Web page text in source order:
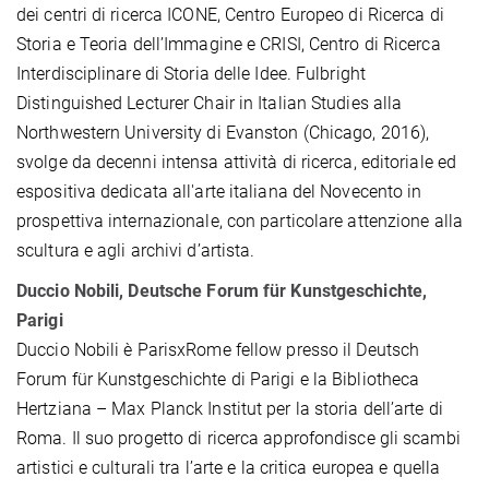
dei centri di ricerca ICONE, Centro Europeo di Ricerca di
Storia e Teoria dell’Immagine e CRISI, Centro di Ricerca
Interdisciplinare di Storia delle Idee. Fulbright
Distinguished Lecturer Chair in Italian Studies alla
Northwestern University di Evanston (Chicago, 2016),
svolge da decenni intensa attività di ricerca, editoriale ed
espositiva dedicata all'arte italiana del Novecento in
prospettiva internazionale, con particolare attenzione alla
scultura e agli archivi d’artista.
Duccio Nobili, Deutsche Forum für Kunstgeschichte,
Parigi
Duccio Nobili è ParisxRome fellow presso il Deutsch
Forum für Kunstgeschichte di Parigi e la Bibliotheca
Hertziana – Max Planck Institut per la storia dell’arte di
Roma. Il suo progetto di ricerca approfondisce gli scambi
artistici e culturali tra l’arte e la critica europea e quella